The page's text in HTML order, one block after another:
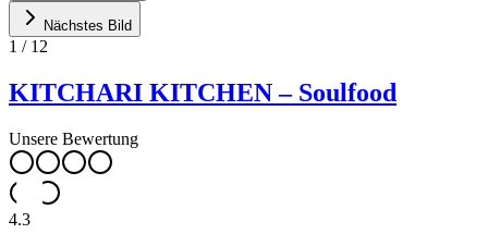
Nächstes Bild
1 / 12
KITCHARI KITCHEN – Soulfood
Unsere Bewertung
4.3